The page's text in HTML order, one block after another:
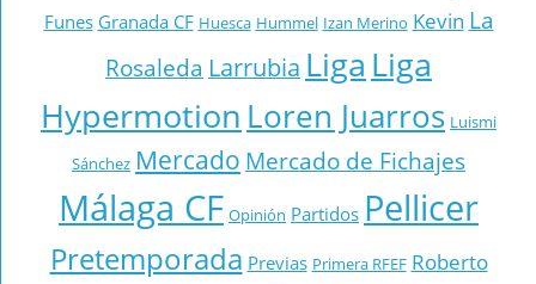
Funes Granada CF Huesca Hummel Izan Merino Kevin La
Rosaleda Larrubia Liga Liga
Hypermotion Loren Juarros Luismi
Sánchez Mercado Mercado de Fichajes
Málaga CF Opinión Partidos Pellicer
Pretemporada Previas Primera RFEF Roberto